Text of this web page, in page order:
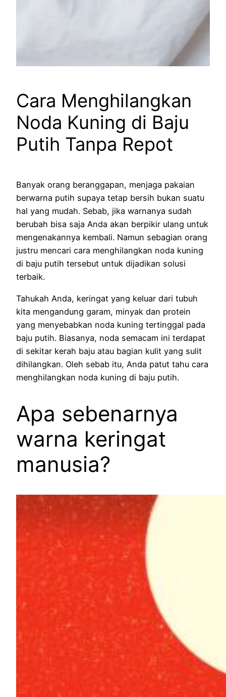
Cara Menghilangkan
Noda Kuning di Baju
Putih Tanpa Repot
Banyak orang beranggapan, menjaga pakaian
berwarna putih supaya tetap bersih bukan suatu
hal yang mudah. Sebab, jika warnanya sudah
berubah bisa saja Anda akan berpikir ulang untuk
mengenakannya kembali. Namun sebagian orang
justru mencari cara menghilangkan noda kuning
di baju putih tersebut untuk dijadikan solusi
terbaik.
Tahukah Anda, keringat yang keluar dari tubuh
kita mengandung garam, minyak dan protein
yang menyebabkan noda kuning tertinggal pada
baju putih. Biasanya, noda semacam ini terdapat
di sekitar kerah baju atau bagian kulit yang sulit
dihilangkan. Oleh sebab itu, Anda patut tahu cara
menghilangkan noda kuning di baju putih.
Apa sebenarnya
warna keringat
manusia?